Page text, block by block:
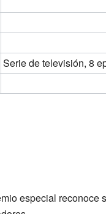
Serie de televisión, 8
especial reconoce